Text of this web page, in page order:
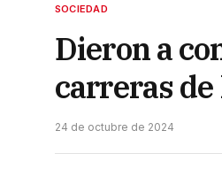
SOCIEDAD
Dieron a
carreras de
24 de octubre de 2024